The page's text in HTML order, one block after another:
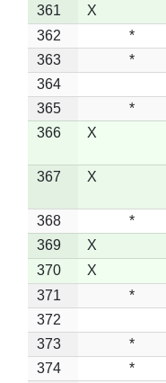
361
X
362
*
363
*
364
365
*
366
X
367 X
368 *
369
X
370
X
371
*
372
373
*
374
*